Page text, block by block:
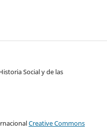
Social y de las
Creative Commons